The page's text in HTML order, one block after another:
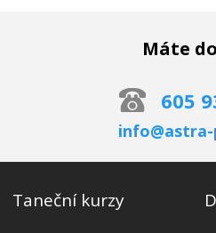
Máte
605
Taneční kurzy